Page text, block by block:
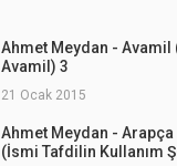
Ahmet Meydan -
Avamil) 3
21 Ocak 2015
Ahmet Meydan -
(İsmi Tafdilin Kullanım